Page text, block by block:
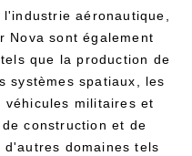
aéronautique,
Nova sont également
que la production de
systèmes spatiaux, les
véhicules militaires et
construction et de
domaines tels